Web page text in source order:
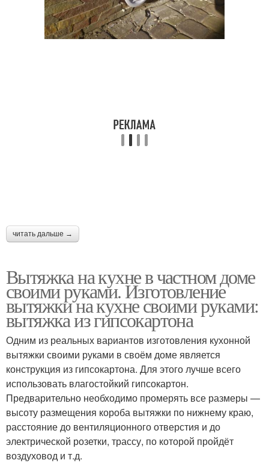
Вентиляция в ванной
Вентиляция в
раздельном санузле
Правильная
вентиляция
Вентиляция в погребе
Домашняя вентиляция Вентиляция в квартире
Вентиляция в
одноэтажном доме
Центральная
вентиляция
читать дальше →
Вытяжка на кухне в частном доме
своими руками. Изготовление
вытяжки на кухне своими руками:
вытяжка из гипсокартона
Одним из реальных вариантов изготовления кухонной
вытяжки своими руками в своём доме является
конструкция из гипсокартона. Для этого лучше всего
использовать влагостойкий гипсокартон.
Предварительно необходимо промерять все размеры —
высоту размещения короба вытяжки по нижнему краю,
расстояние до вентиляционного отверстия и до
электрической розетки, трассу, по которой пройдёт
воздуховод и т.д.